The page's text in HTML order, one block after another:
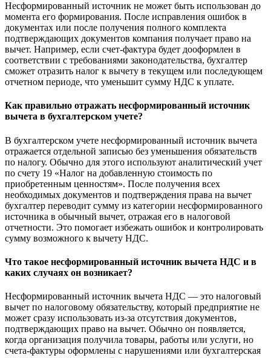
Несформированный источник не может быть использован до
момента его формирования. После исправления ошибок в
документах или после получения полного комплекта
подтверждающих документов компания получает право на
вычет. Например, если счет-фактура будет дооформлен в
соответствии с требованиями законодательства, бухгалтер
сможет отразить налог к вычету в текущем или последующем
отчетном периоде, что уменьшит сумму НДС к уплате.
Как правильно отражать несформированный источник
вычета в бухгалтерском учете?
В бухгалтерском учете несформированный источник вычета
отражается отдельной записью без уменьшения обязательств
по налогу. Обычно для этого используют аналитический учет
по счету 19 «Налог на добавленную стоимость по
приобретенным ценностям». После получения всех
необходимых документов и подтверждения права на вычет
бухгалтер переводит сумму из категории несформированного
источника в обычный вычет, отражая его в налоговой
отчетности. Это помогает избежать ошибок и контролировать
сумму возможного к вычету НДС.
Что такое несформированный источник вычета НДС и в
каких случаях он возникает?
Несформированный источник вычета НДС — это налоговый
вычет по налоговому обязательству, который предприятие не
может сразу использовать из-за отсутствия документов,
подтверждающих право на вычет. Обычно он появляется,
когда организация получила товары, работы или услуги, но
счета-фактуры оформлены с нарушениями или бухгалтерская